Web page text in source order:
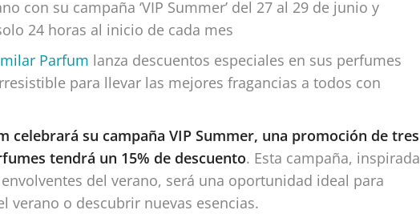
con su campaña ‘VIP Summer’ del 27 al 29 de junio y
24 horas al inicio de cada mes
Parfum lanza descuentos especiales en sus perfumes
para llevar las mejores fragancias a todos con
celebrará su campaña VIP Summer, una promoción de tres
tendrá un 15% de descuento. Esta campaña, inspirada
del verano, será una oportunidad ideal para
verano o descubrir nuevas esencias.